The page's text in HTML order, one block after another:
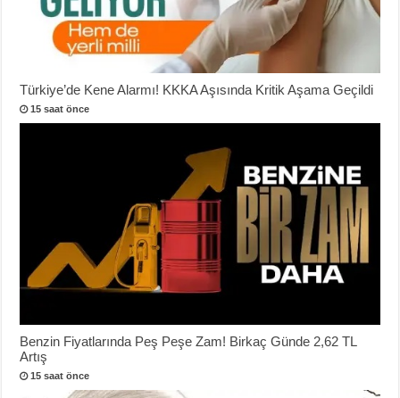
Türkiye’de Kene Alarmı! KKKA Aşısında Kritik Aşama Geçildi
15 saat önce
Benzin Fiyatlarında Peş Peşe Zam! Birkaç Günde 2,62 TL
Artış
15 saat önce